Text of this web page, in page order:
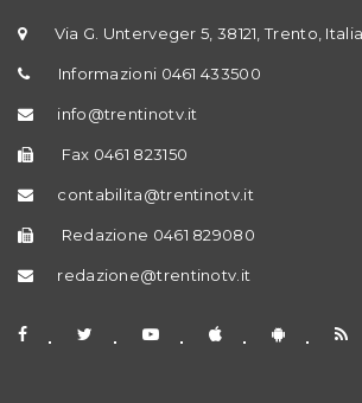
Via G. Unterveger 5, 38121, Trento, Italia
Informazioni 0461 433500
info@trentinotv.it
Fax 0461 823150
contabilita@trentinotv.it
Redazione 0461 829080
redazione@trentinotv.it